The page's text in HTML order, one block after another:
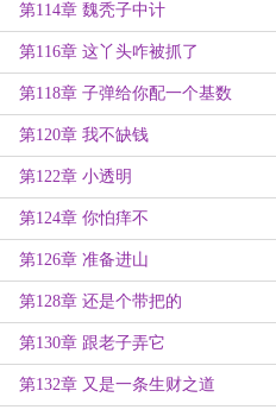
第114章 魏秃子中计
第116章 这丫头咋被抓了
第118章 子弹给你配一个基数
第120章 我不缺钱
第122章 小透明
第124章 你怕痒不
第126章 准备进山
第128章 还是个带把的
第130章 跟老子弄它
第132章 又是一条生财之道